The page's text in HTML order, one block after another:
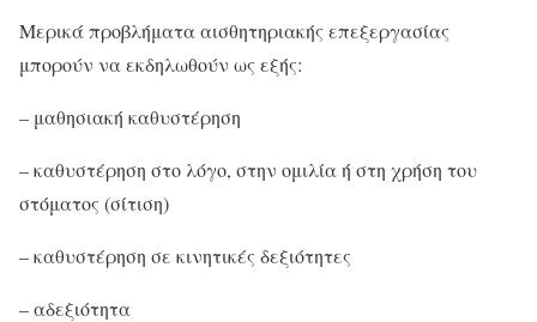
Μερικά προβλήματα αισθητηριακής επεξεργασίας
μπορούν να εκδηλωθούν ως εξής:
– μαθησιακή καθυστέρηση
– καθυστέρηση στο λόγο, στην ομιλία ή στη χρήση του
στόματος (σίτιση)
– καθυστέρηση σε κινητικές δεξιότητες
– αδεξιότητα